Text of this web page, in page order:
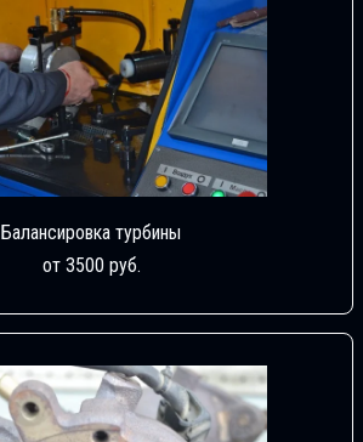
Балансировка турбины
от 3500 руб.